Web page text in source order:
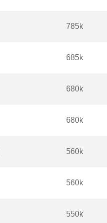
785k
685k
680k
680k
560k
560k
550k